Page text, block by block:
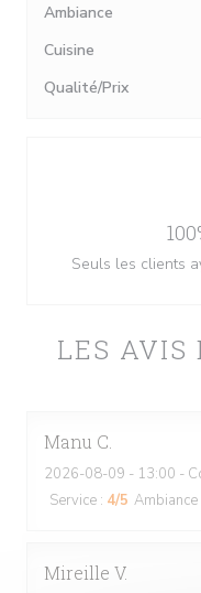
LES AVIS
Manu C
2026-08-09 - 13:00 -
Service : 4/5 Ambiance
Mireille V
Ambiance
Cuisine
Qualité/Prix
Seuls les clients